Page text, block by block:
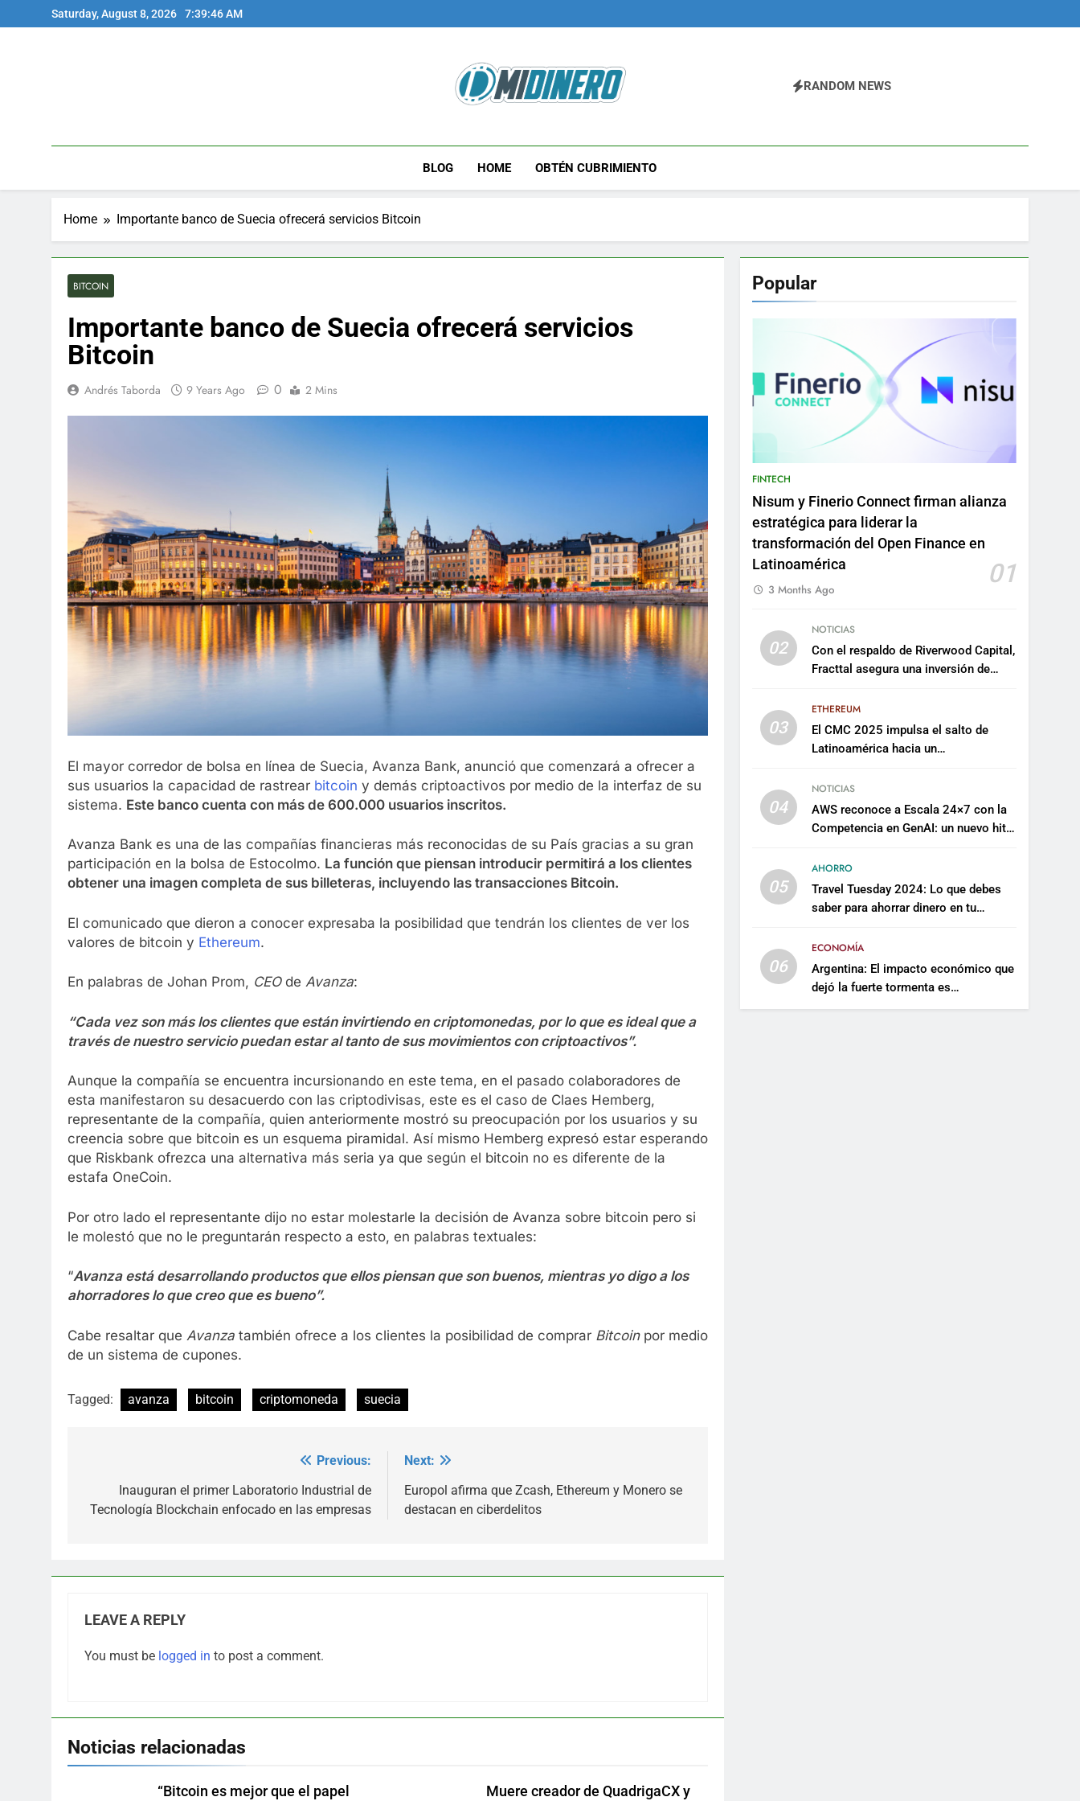
to
Saturday, August 8, 2026 7:39:46 AM
Midinero.co
RANDOM NEWS
BLOG HOME OBTÉN CUBRIMIENTO
Home Importante banco de Suecia ofrecerá servicios Bitcoin
BITCOIN
Importante banco de Suecia ofrecerá servicios
Bitcoin
Andrés Taborda 9 Years Ago 0 2 Mins
El mayor corredor de bolsa en línea de Suecia, Avanza Bank, anunció que comenzará a ofrecer a
sus usuarios la capacidad de rastrear bitcoin y demás criptoactivos por medio de la interfaz de su
sistema. Este banco cuenta con más de 600.000 usuarios inscritos.
Avanza Bank es una de las compañías financieras más reconocidas de su País gracias a su gran
participación en la bolsa de Estocolmo. La función que piensan introducir permitirá a los clientes
obtener una imagen completa de sus billeteras, incluyendo las transacciones Bitcoin.
El comunicado que dieron a conocer expresaba la posibilidad que tendrán los clientes de ver los
valores de bitcoin y Ethereum.
En palabras de Johan Prom, CEOde Avanza:
“Cada vez son más los clientes que están invirtiendo en criptomonedas, por lo que es ideal que a
través de nuestro servicio puedan estar al tanto de sus movimientos con criptoactivos”.
Aunque la compañía se encuentra incursionando en este tema, en el pasado colaboradores de
esta manifestaron su desacuerdo con las criptodivisas, este es el caso de Claes Hemberg,
representante de la compañía, quien anteriormente mostró su preocupación por los usuarios y su
creencia sobre que bitcoin es un esquema piramidal. Así mismo Hemberg expresó estar esperando
que Riskbank ofrezca una alternativa más seria ya que según el bitcoin no es diferente de la
estafa OneCoin.
Por otro lado el representante dijo no estar molestarle la decisión de Avanza sobre bitcoin pero si
le molestó que no le preguntarán respecto a esto, en palabras textuales:
“Avanza está desarrollando productos que ellos piensan que son buenos, mientras yo digo a los
ahorradores lo que creo que es bueno”.
Cabe resaltar que Avanza también ofrece a los clientes la posibilidad de comprar Bitcoinpor medio
de un sistema de cupones.
Tagged: avanza bitcoin criptomoneda suecia
navigation
Previous:
Inauguran el primer Laboratorio Industrial de
Tecnología Blockchain enfocado en las empresas
Next:
Europol afirma que Zcash, Ethereum y Monero se
destacan en ciberdelitos
LEAVE A REPLY
You must be logged in to post a comment.
Noticias relacionadas
“Bitcoin es mejor que el papel Muere creador de QuadrigaCX y
Popular
FINTECH
Nisum y Finerio Connect firman alianza
estratégica para liderar la
transformación del Open Finance en
Latinoamérica
01
3 Months Ago
02
NOTICIAS
Con el respaldo de Riverwood Capital,
Fracttal asegura una inversión de
plataforma
03
ETHEREUM
El CMC 2025 impulsa el salto de
Latinoamérica hacia un
sostenible
04
NOTICIAS
AWS reconoce a Escala 24×7 con la
Competencia en GenAI: un nuevo hito
artificial empresarial
05
AHORRO
Travel Tuesday 2024: Lo que debes
saber para ahorrar dinero en tu
06
ECONOMÍA
Argentina: El impacto económico que
dejó la fuerte tormenta es
incalculable